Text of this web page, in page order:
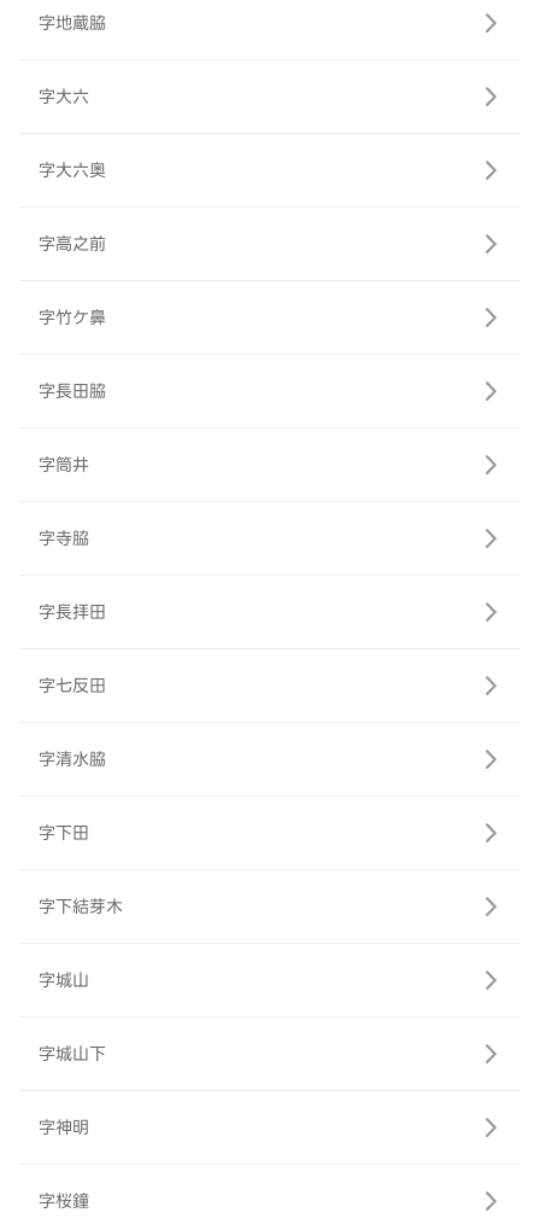
字地蔵脇
字大六
字大六奥
字高之前
字竹ケ鼻
字長田脇
字筒井
字寺脇
字長拝田
字七反田
字清水脇
字下田
字下結芽木
字城山
字城山下
字神明
字桜鐘